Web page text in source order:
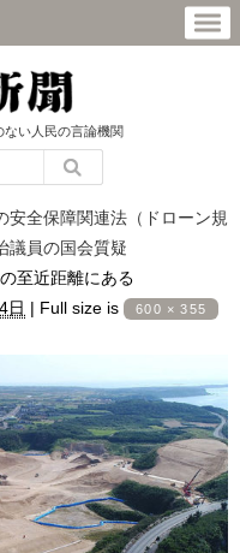
い人民の言論機関
安全保障関連法（ドローン規
議員の国会質疑
至近距離にある
日 | Full size is 600 × 355